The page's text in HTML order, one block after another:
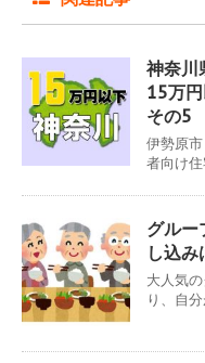
神奈川
15万
その5
伊勢原
者向け
グルー
し込み
大人気
り、自